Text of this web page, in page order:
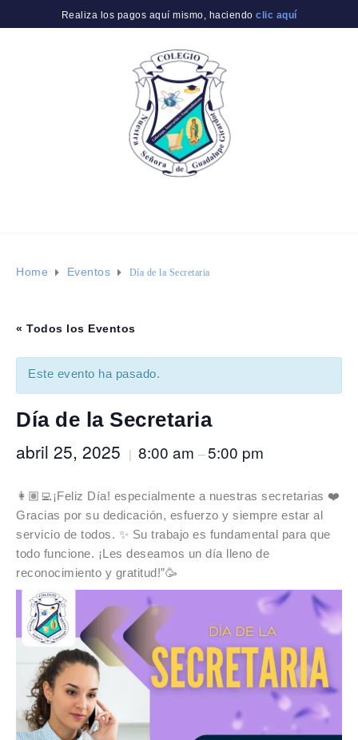
Realiza los pagos aquí mismo, haciendo clic aquí
Home Eventos Día de la Secretaria
« Todos los Eventos
Este evento ha pasado.
Día de la Secretaria
abril 25, 2025 | 8:00 am –5:00 pm
👩🏽‍💻¡Feliz Día! especialmente a nuestras secretarias ❤️
Gracias por su dedicación, esfuerzo y siempre estar al
servicio de todos. ✨ Su trabajo es fundamental para que
todo funcione. ¡Les deseamos un día lleno de
reconocimiento y gratitud!”🥳